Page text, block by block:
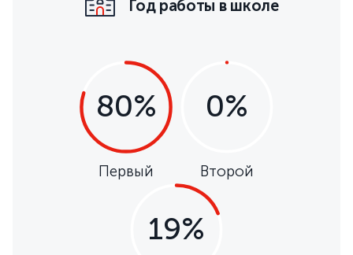
Год работы в школе
80%
Первый
0%
Второй
19%